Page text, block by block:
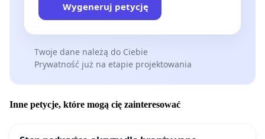
Wygeneruj petycję
Twoje dane należą do Ciebie
Prywatność już na etapie projektowania
Inne petycje, które mogą cię zainteresować